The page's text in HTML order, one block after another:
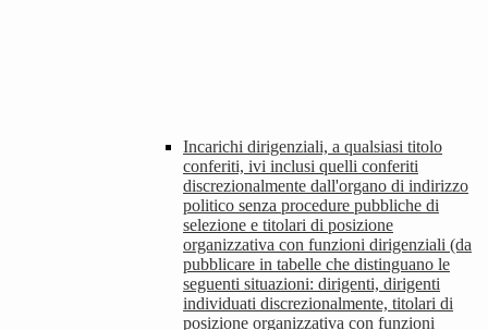
Incarichi dirigenziali, a qualsiasi titolo
conferiti, ivi inclusi quelli conferiti
discrezionalmente dall'organo di indirizzo
politico senza procedure pubbliche di
selezione e titolari di posizione
organizzativa con funzioni dirigenziali (da
pubblicare in tabelle che distinguano le
seguenti situazioni: dirigenti, dirigenti
individuati discrezionalmente, titolari di
posizione organizzativa con funzioni